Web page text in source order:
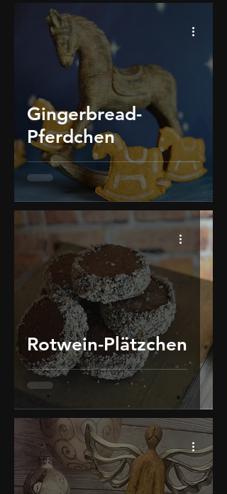
Gingerbread-
Pferdchen
Rotwein-Plätzchen